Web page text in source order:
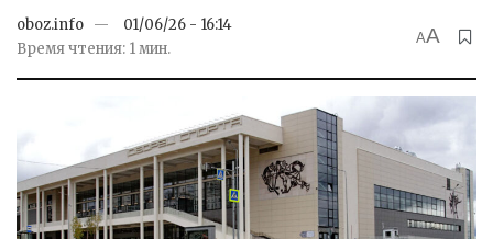
oboz.info
01/06/26 - 16:14
Время чтения: 1 мин.
AA